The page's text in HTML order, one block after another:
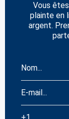
Vous
plainte en
argent.